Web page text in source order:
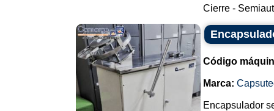
Cierre -
Código
Marca:
Encapsulador